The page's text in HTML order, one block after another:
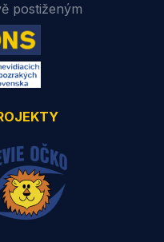
postiženým